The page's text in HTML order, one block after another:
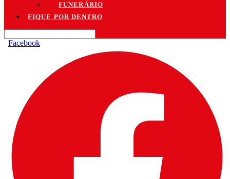
FUNERÁRIO
FIQUE POR DENTRO
Facebook